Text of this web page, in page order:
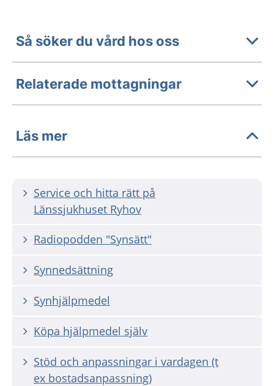
Så söker du vård hos oss
Relaterade mottagningar
Läs mer
Service och hitta rätt på
Länssjukhuset Ryhov
Radiopodden "Synsätt"
Synnedsättning
Synhjälpmedel
Köpa hjälpmedel själv
Stöd och anpassningar i vardagen (t
ex bostadsanpassning)